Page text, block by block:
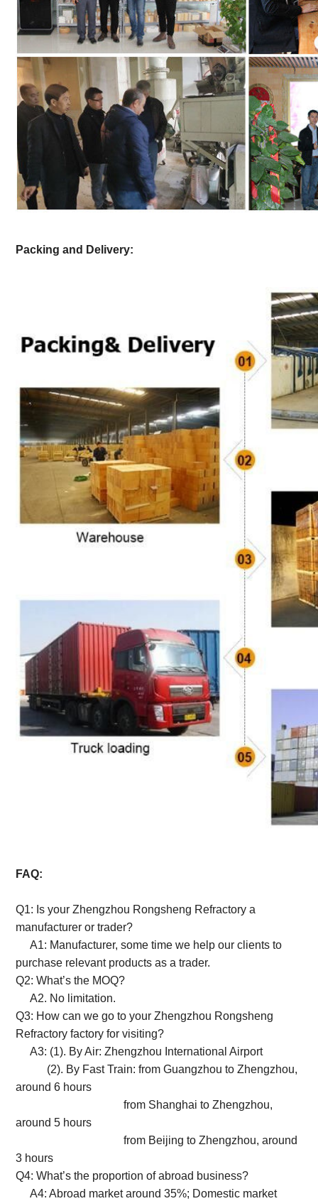
Packing and Delivery:
FAQ:
Q1: Is your Zhengzhou Rongsheng Refractory a
manufacturer or trader?
A1: Manufacturer, some time we help our clients to
purchase relevant products as a trader.
Q2: What’s the MOQ?
A2. No limitation.
Q3: How can we go to your Zhengzhou Rongsheng
Refractory factory for visiting?
A3: (1). By Air: Zhengzhou International Airport
(2). By Fast Train: from Guangzhou to Zhengzhou,
around 6 hours
from Shanghai to Zhengzhou,
around 5 hours
from Beijing to Zhengzhou, around
3 hours
Q4: What’s the proportion of abroad business?
A4: Abroad market around 35%; Domestic market